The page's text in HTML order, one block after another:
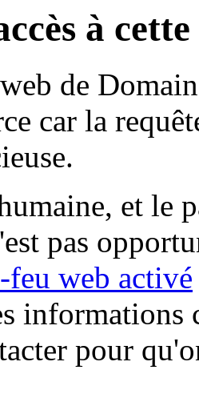
à
de
car la
et le
pas
feu web activé
informations
pour